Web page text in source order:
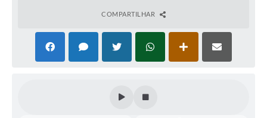
COMPARTILHAR